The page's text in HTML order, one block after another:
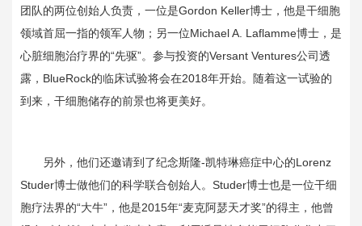
团队的两位创始人负责，一位是Gordon Keller博士，他是干细胞
领域首屈一指的领军人物；另一位Michael A. Laflamme博士，是
心脏细胞治疗界的“先驱”。参与投资的Versant Ventures公司透
露， BlueRock的临床试验将会在2018年开始。随着这一试验的
到来，干细胞储存的前景也将更美好。
另外，他们还邀请到了纪念斯隆-凯特琳癌症中心的Lorenz
Studer博士做他们的科学联合创始人。 Studer博士也是一位干细
胞疗法界的“大牛”，他是2015年“麦克阿瑟天才奖”的得主，他曾